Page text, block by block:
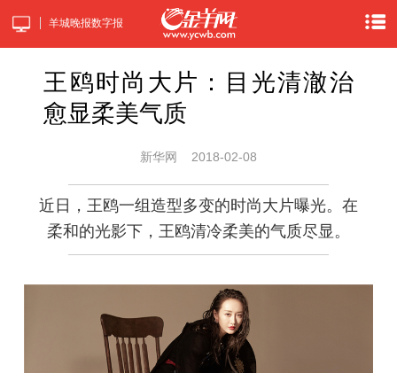
羊城晚报数字报
王鸥时尚大片：目光清澈治
愈显柔美气质
新华网 2018-02-08
近日，王鸥一组造型多变的时尚大片曝光。在
柔和的光影下，王鸥清冷柔美的气质尽显。